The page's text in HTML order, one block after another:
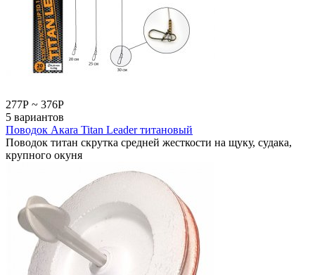
277Р ~ 376Р
5 вариантов
Поводок Акаrа Titan Leader титановый
Поводок титан скрутка средней жесткости на щуку, судака,
крупного окуня